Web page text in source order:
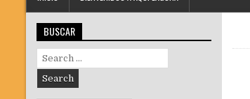
BUSCAR
Search
for: